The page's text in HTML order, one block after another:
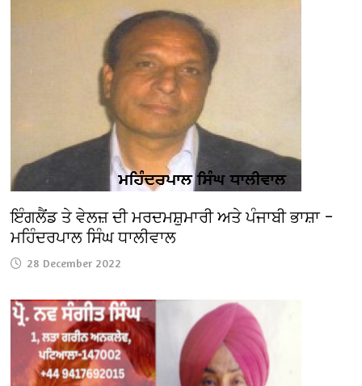
ਇੰਗਲੈਂਡ ਤੇ ਵੇਲਜ਼ ਦੀ ਮਰਦਮਸ਼ੁਮਾਰੀ ਅਤੇ ਪੰਜਾਬੀ ਭਾਸ਼ਾ –
ਮਹਿੰਦਰਪਾਲ ਸਿੰਘ ਧਾਲੀਵਾਲ
28 December 2022